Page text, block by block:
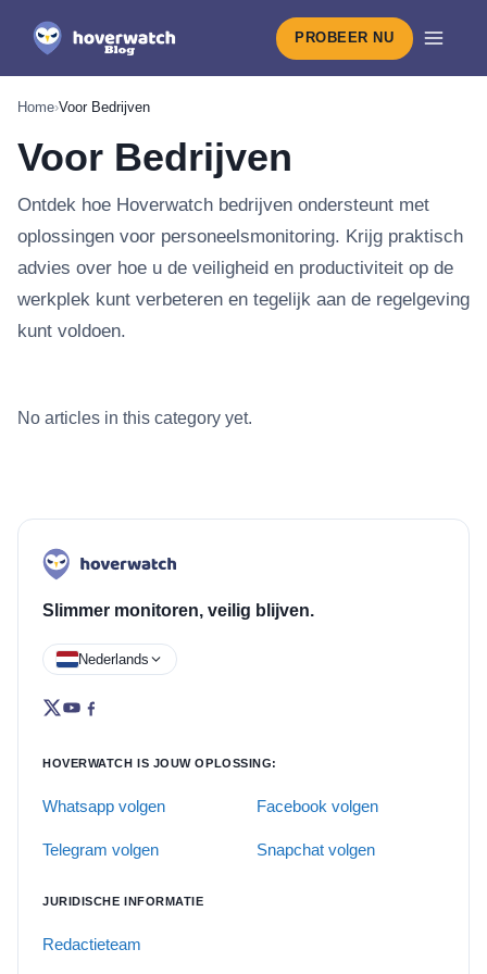
PROBEER NU
Home›Voor Bedrijven
Voor Bedrijven
Ontdek hoe Hoverwatch bedrijven ondersteunt met
oplossingen voor personeelsmonitoring. Krijg praktisch
advies over hoe u de veiligheid en productiviteit op de
werkplek kunt verbeteren en tegelijk aan de regelgeving
kunt voldoen.
No articles in this category yet.
Slimmer monitoren, veilig blijven.
Nederlands
HOVERWATCH IS JOUW OPLOSSING:
Whatsapp volgen Facebook volgen
Telegram volgen Snapchat volgen
JURIDISCHE INFORMATIE
Redactieteam